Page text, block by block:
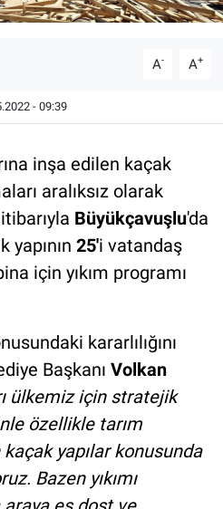
A- A+
- 09:39
inşa edilen kaçak
aralıksız olarak
Büyükçavuşlu'da
25'i vatandaş
için yıkım programı
kararlılığını
Başkanı Volkan
ülkemiz için stratejik
özellikle tarım
yapılar konusunda
Bazen yıkımı